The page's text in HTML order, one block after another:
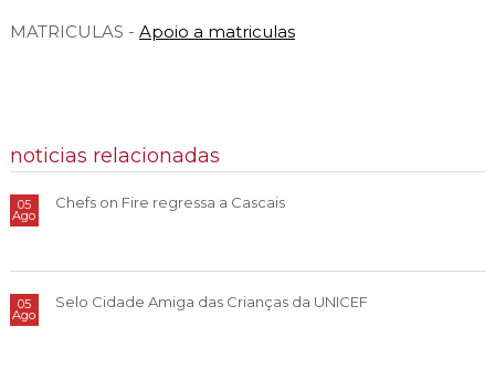
MATRICULAS - Apoio a matriculas
noticias relacionadas
05
Ago
Chefs on Fire regressa a Cascais
05
Ago
Selo Cidade Amiga das Crianças da UNICEF